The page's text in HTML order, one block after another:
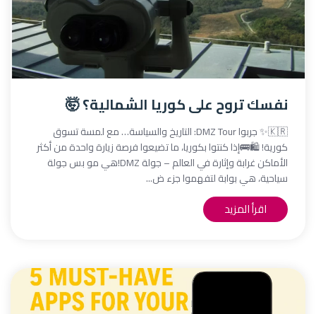
نفسك تروح على كوريا الشمالية؟ 🤯
🇰🇷✨ جربوا DMZ Tour: التاريخ والسياسة… مع لمسة تسوق
كورية! 🛍️🚌إذا كنتوا بكوريا، ما تضيعوا فرصة زيارة واحدة من أكثر
الأماكن غرابة وإثارة في العالم – جولة DMZ!هي مو بس جولة
سياحية، هي بوابة لتفهموا جزء ض...
اقرأ المزيد